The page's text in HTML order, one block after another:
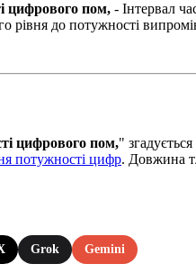
цифрового пом, - Інтервал
рівня до потужності
цифрового пом,"
потужності цифр. Довжина
Grok Gemini